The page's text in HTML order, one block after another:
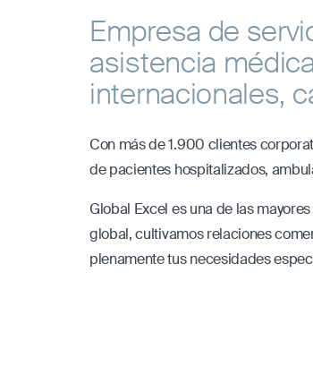
Empresa de
asistencia
internacionales,
Con más de 1.900 clientes
de pacientes hospitalizados,
Global Excel es una de las
global, cultivamos relaciones
plenamente tus necesidades